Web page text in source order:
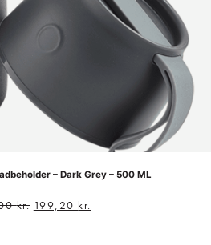
– Dark Grey – 500 ML
kr. 199,20 kr.